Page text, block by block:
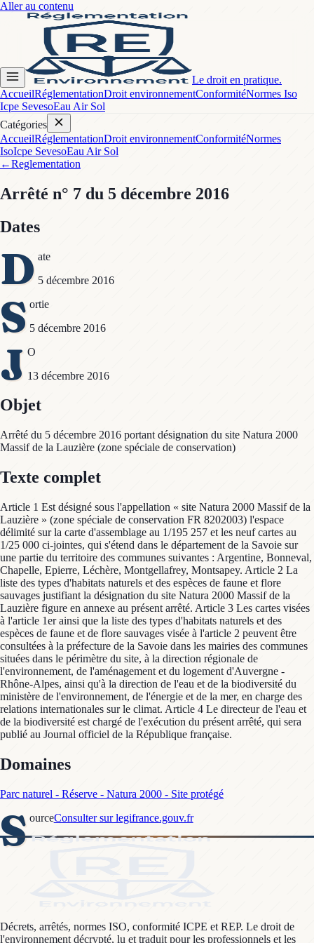
Aller au contenu
Le droit en pratique.
AccueilRéglementationDroit environnementConformitéNormes Iso
Icpe SevesoEau Air Sol
Catégories
AccueilRéglementationDroit environnementConformitéNormes
IsoIcpe SevesoEau Air Sol
←Reglementation
Arrêté n° 7 du 5 décembre 2016
Dates
D ate
5 décembre 2016
S ortie
5 décembre 2016
J O
13 décembre 2016
Objet
Arrêté du 5 décembre 2016 portant désignation du site Natura 2000
Massif de la Lauzière (zone spéciale de conservation)
Texte complet
Article 1 Est désigné sous l'appellation « site Natura 2000 Massif de la
Lauzière » (zone spéciale de conservation FR 8202003) l'espace
délimité sur la carte d'assemblage au 1/195 257 et les neuf cartes au
1/25 000 ci-jointes, qui s'étend dans le département de la Savoie sur
une partie du territoire des communes suivantes : Argentine, Bonneval,
Chapelle, Epierre, Léchère, Montgellafrey, Montsapey. Article 2 La
liste des types d'habitats naturels et des espèces de faune et flore
sauvages justifiant la désignation du site Natura 2000 Massif de la
Lauzière figure en annexe au présent arrêté. Article 3 Les cartes visées
à l'article 1er ainsi que la liste des types d'habitats naturels et des
espèces de faune et de flore sauvages visée à l'article 2 peuvent être
consultées à la préfecture de la Savoie dans les mairies des communes
situées dans le périmètre du site, à la direction régionale de
l'environnement, de l'aménagement et du logement d'Auvergne -
Rhône-Alpes, ainsi qu'à la direction de l'eau et de la biodiversité du
ministère de l'environnement, de l'énergie et de la mer, en charge des
relations internationales sur le climat. Article 4 Le directeur de l'eau et
de la biodiversité est chargé de l'exécution du présent arrêté, qui sera
publié au Journal officiel de la République française.
Domaines
Parc naturel - Réserve - Natura 2000 - Site protégé
S ourceConsulter sur legifrance.gouv.fr
Décrets, arrêtés, normes ISO, conformité ICPE et REP. Le droit de
l'environnement décrypté, lu et traduit pour les professionnels et les